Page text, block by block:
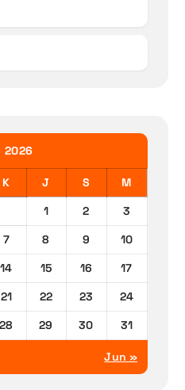
2026
K J S
M
1
2
3
7 8 9
10
14 15 16
17
21 22 23
24
28 29 30 31
Jun »